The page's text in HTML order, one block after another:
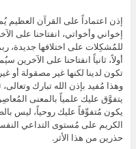
إذن اعتماداً على القرآن العظيم
إخواني وأخواتي، انفتاحنا على
للمُشكِلات على اختلافها جديدة،
أولاً، ثانياً انفتاحنا على
تكون لدينا لكنها غير مصقولة أو
وهذا مُفيد بإذن الله تبارك
يكون مُتفوِّقاً عليك روحياً، ليس
الكريم على مُستوى التداعي
حذرين من هذا الأثر.